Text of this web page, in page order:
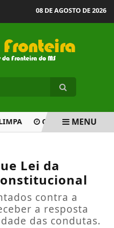
08 DE AGOSTO DE 2026
COMISSÃO APROVA
MENU
Lei da
contra a
a resposta
das condutas.